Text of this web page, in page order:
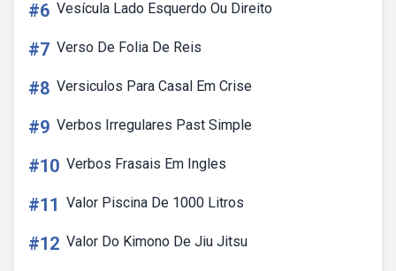
#6 Vesícula Lado Esquerdo Ou Direito
#7 Verso De Folia De Reis
#8 Versiculos Para Casal Em Crise
#9 Verbos Irregulares Past Simple
#10 Verbos Frasais Em Ingles
#11 Valor Piscina De 1000 Litros
#12 Valor Do Kimono De Jiu Jitsu